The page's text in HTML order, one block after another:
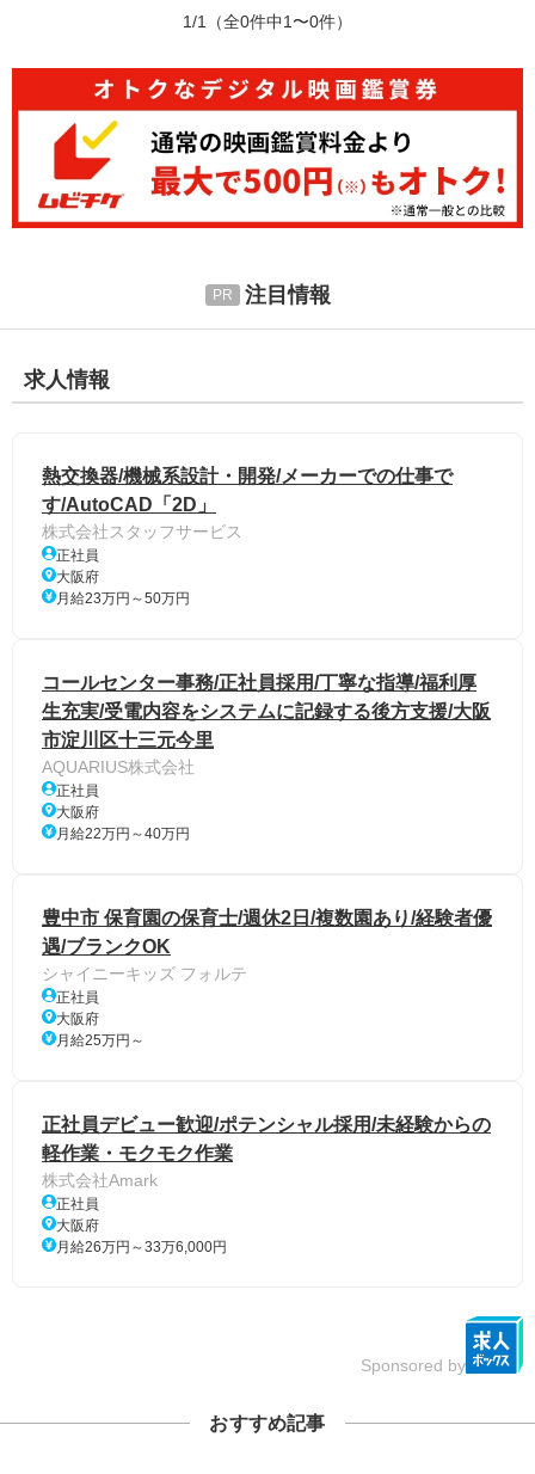
1/1 （全0件中1〜0件）
注目情報
求人情報
熱交換器/機械系設計・開発/メーカーでの仕事で
す/AutoCAD「2D」
株式会社スタッフサービス
正社員
大阪府
月給23万円～50万円
コールセンター事務/正社員採用/丁寧な指導/福利厚
生充実/受電内容をシステムに記録する後方支援/大阪
市淀川区十三元今里
AQUARIUS株式会社
正社員
大阪府
月給22万円～40万円
豊中市 保育園の保育士/週休2日/複数園あり/経験者優
遇/ブランクOK
シャイニーキッズ フォルテ
正社員
大阪府
月給25万円～
正社員デビュー歓迎/ポテンシャル採用/未経験からの
軽作業・モクモク作業
株式会社Amark
正社員
大阪府
月給26万円～33万6,000円
Sponsored by
おすすめ記事